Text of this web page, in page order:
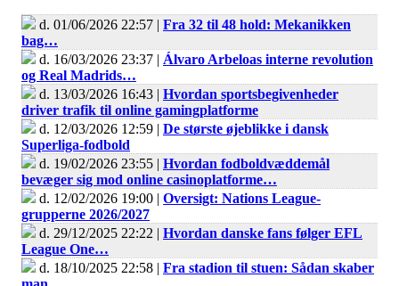
d. 01/06/2026 22:57 | Fra 32 til 48 hold: Mekanikken
bag…
d. 16/03/2026 23:37 | Álvaro Arbeloas interne revolution
og Real Madrids…
d. 13/03/2026 16:43 | Hvordan sportsbegivenheder
driver trafik til online gamingplatforme
d. 12/03/2026 12:59 | De største øjeblikke i dansk
Superliga-fodbold
d. 19/02/2026 23:55 | Hvordan fodboldvæddemål
bevæger sig mod online casinoplatforme…
d. 12/02/2026 19:00 | Oversigt: Nations League-
grupperne 2026/2027
d. 29/12/2025 22:22 | Hvordan danske fans følger EFL
League One…
d. 18/10/2025 22:58 | Fra stadion til stuen: Sådan skaber